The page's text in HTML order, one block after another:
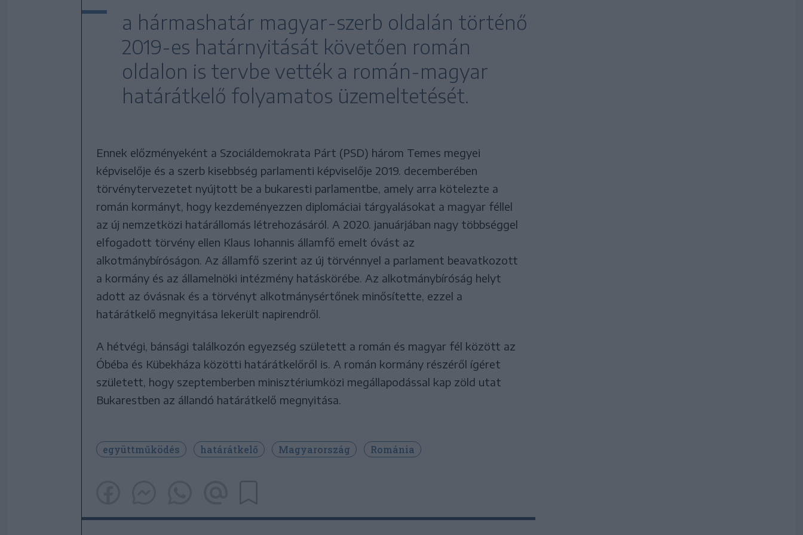
a hármashatár magyar-szerb oldalán történő
2019-es határnyitását követően román
oldalon is tervbe vették a román-magyar
határátkelő folyamatos üzemeltetését.
Ennek előzményeként a Szociáldemokrata Párt (PSD) három Temes megyei
képviselője és a szerb kisebbség parlamenti képviselője 2019. decemberében
törvénytervezetet nyújtott be a bukaresti parlamentbe, amely arra kötelezte a
román kormányt, hogy kezdeményezzen diplomáciai tárgyalásokat a magyar féllel
az új nemzetközi határállomás létrehozásáról. A 2020. januárjában nagy többséggel
elfogadott törvény ellen Klaus Iohannis államfő emelt óvást az
alkotmánybíróságon. Az államfő szerint az új törvénnyel a parlament beavatkozott
a kormány és az államelnöki intézmény hatáskörébe. Az alkotmánybíróság helyt
adott az óvásnak és a törvényt alkotmánysértőnek minősítette, ezzel a
határátkelő megnyitása lekerült napirendről.
A hétvégi, bánsági találkozón egyezség született a román és magyar fél között az
Óbéba és Kübekháza közötti határátkelőről is. A román kormány részéről ígéret
született, hogy szeptemberben minisztériumközi megállapodással kap zöld utat
Bukarestben az állandó határátkelő megnyitása.
együttműködés határátkelő Magyarország Románia